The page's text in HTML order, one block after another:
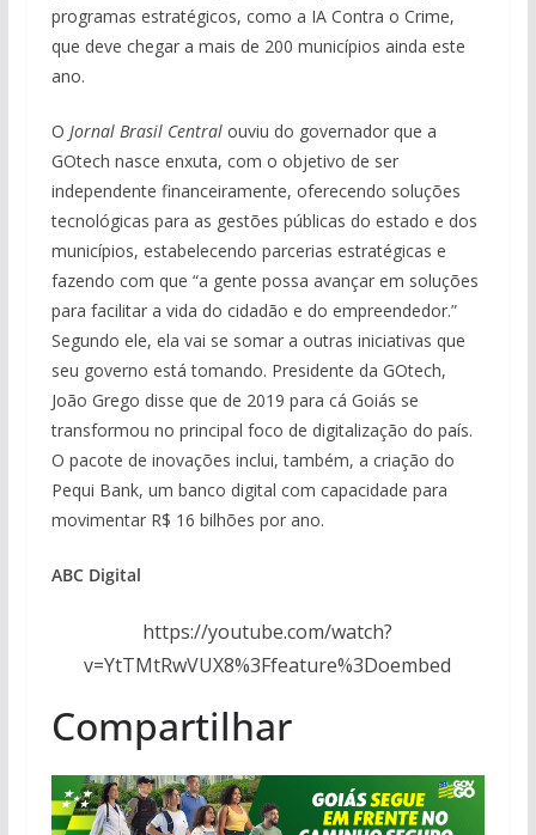
programas estratégicos, como a IA Contra o Crime,
que deve chegar a mais de 200 municípios ainda este
ano.
O Jornal Brasil Centralouviu do governador que a
GOtech nasce enxuta, com o objetivo de ser
independente financeiramente, oferecendo soluções
tecnológicas para as gestões públicas do estado e dos
municípios, estabelecendo parcerias estratégicas e
fazendo com que “a gente possa avançar em soluções
para facilitar a vida do cidadão e do empreendedor.”
Segundo ele, ela vai se somar a outras iniciativas que
seu governo está tomando. Presidente da GOtech,
João Grego disse que de 2019 para cá Goiás se
transformou no principal foco de digitalização do país.
O pacote de inovações inclui, também, a criação do
Pequi Bank, um banco digital com capacidade para
movimentar R$ 16 bilhões por ano.
ABC Digital
https://youtube.com/watch?
v=YtTMtRwVUX8%3Ffeature%3Doembed
Compartilhar